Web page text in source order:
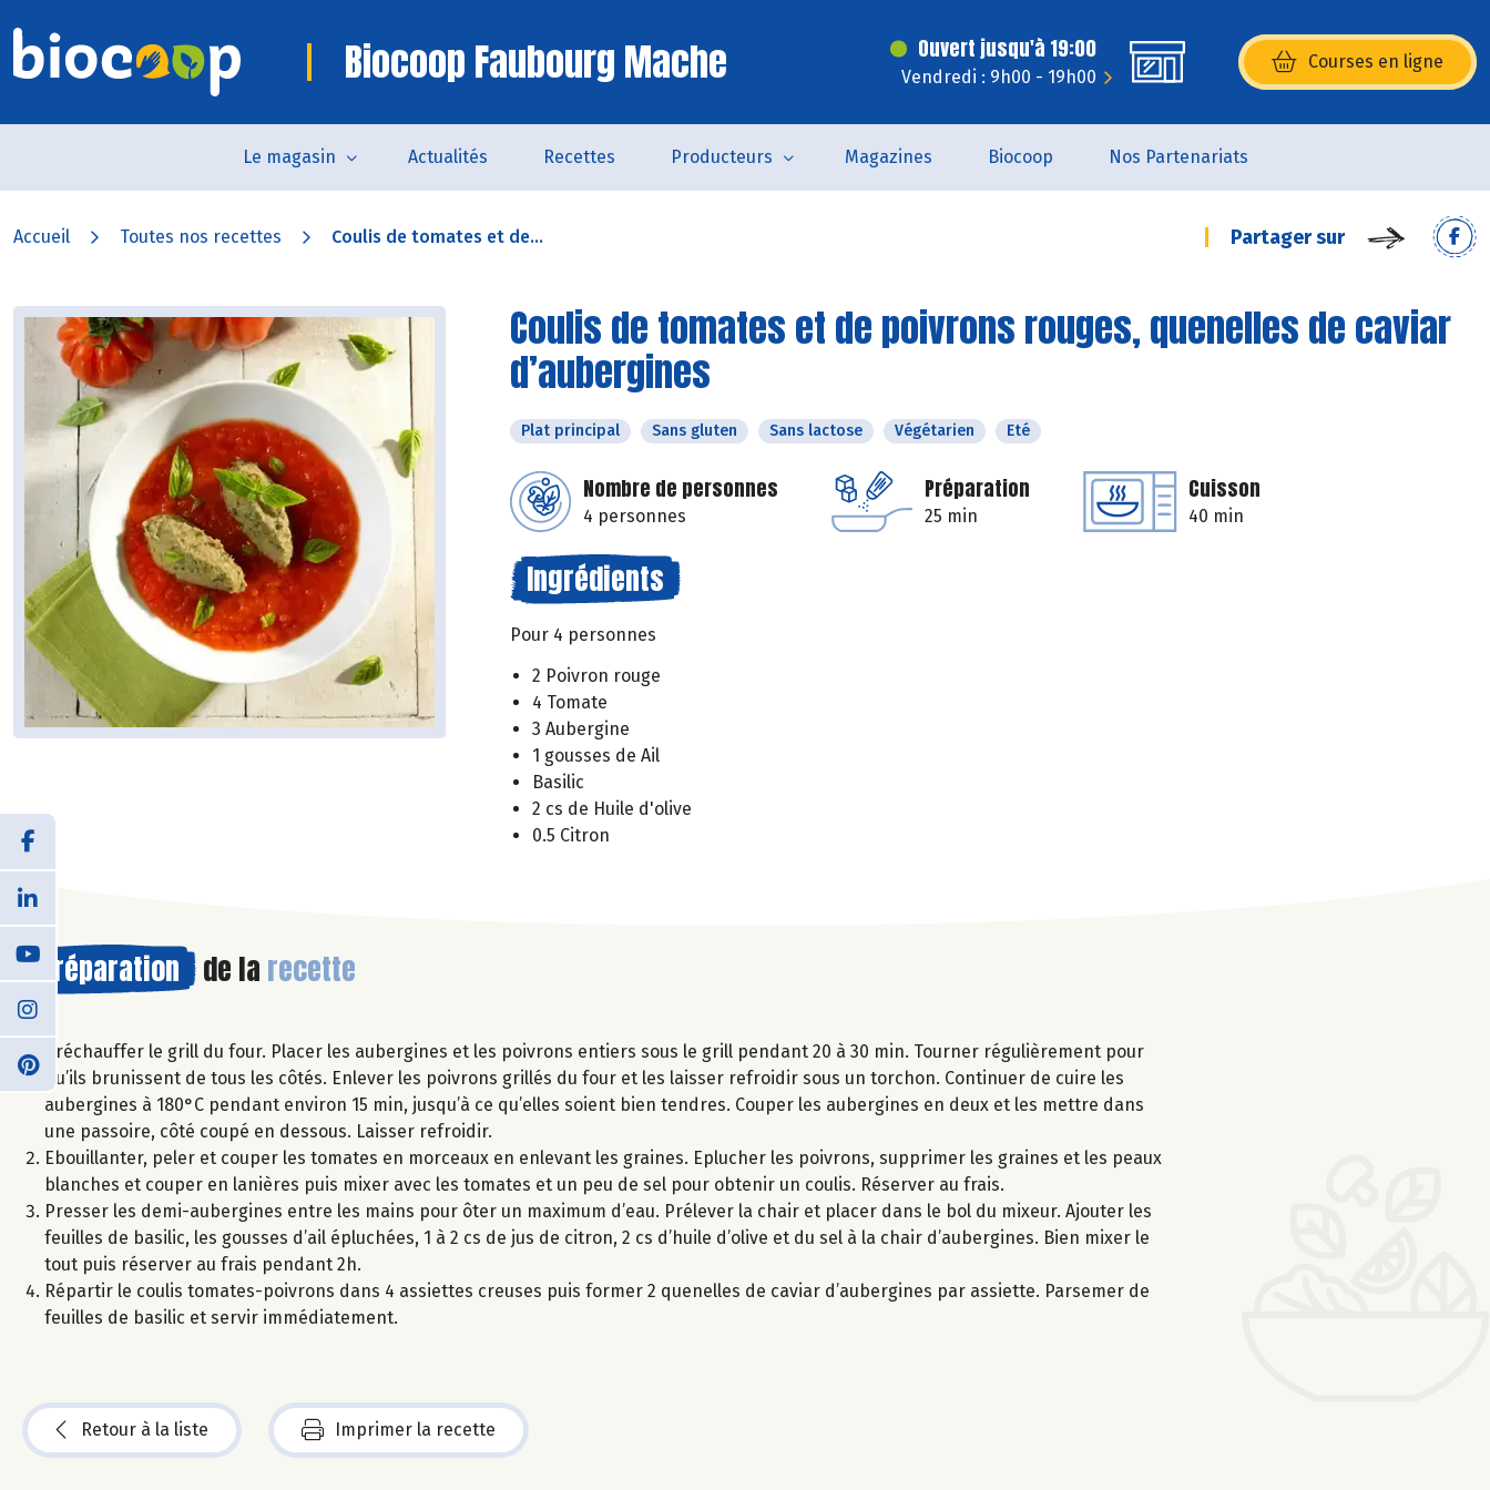
Biocoop Faubourg Mache Ouvert jusqu'à 19:00
Vendredi : 9h00 - 19h00
Courses en ligne
(s’ouvre dans une nouvelle
Le magasin Actualités Recettes Producteurs Magazines Biocoop Nos Partenariats
Accueil Toutes nos recettes Coulis de tomates et de... Partager sur
Coulis de tomates et de poivrons rouges, quenelles de caviar
d’aubergines
Plat principal Sans gluten Sans lactose Végétarien Eté
Nombre de personnes
4 personnes
Préparation
25 min
Cuisson
40 min
Ingrédients
Pour 4 personnes
2 Poivron rouge
4 Tomate
3 Aubergine
1 gousses de Ail
Basilic
2 cs de Huile d'olive
0.5 Citron
Préparation de la recette
Préchauffer le grill du four. Placer les aubergines et les poivrons entiers sous le grill pendant 20 à 30 min. Tourner régulièrement pour
qu’ils brunissent de tous les côtés. Enlever les poivrons grillés du four et les laisser refroidir sous un torchon. Continuer de cuire les
aubergines à 180°C pendant environ 15 min, jusqu’à ce qu’elles soient bien tendres. Couper les aubergines en deux et les mettre dans
une passoire, côté coupé en dessous. Laisser refroidir.
Ebouillanter, peler et couper les tomates en morceaux en enlevant les graines. Eplucher les poivrons, supprimer les graines et les peaux
blanches et couper en lanières puis mixer avec les tomates et un peu de sel pour obtenir un coulis. Réserver au frais.
Presser les demi-aubergines entre les mains pour ôter un maximum d’eau. Prélever la chair et placer dans le bol du mixeur. Ajouter les
feuilles de basilic, les gousses d’ail épluchées, 1 à 2 cs de jus de citron, 2 cs d’huile d’olive et du sel à la chair d’aubergines. Bien mixer le
tout puis réserver au frais pendant 2h.
Répartir le coulis tomates-poivrons dans 4 assiettes creuses puis former 2 quenelles de caviar d’aubergines par assiette. Parsemer de
feuilles de basilic et servir immédiatement.
Retour à la liste Imprimer la recette